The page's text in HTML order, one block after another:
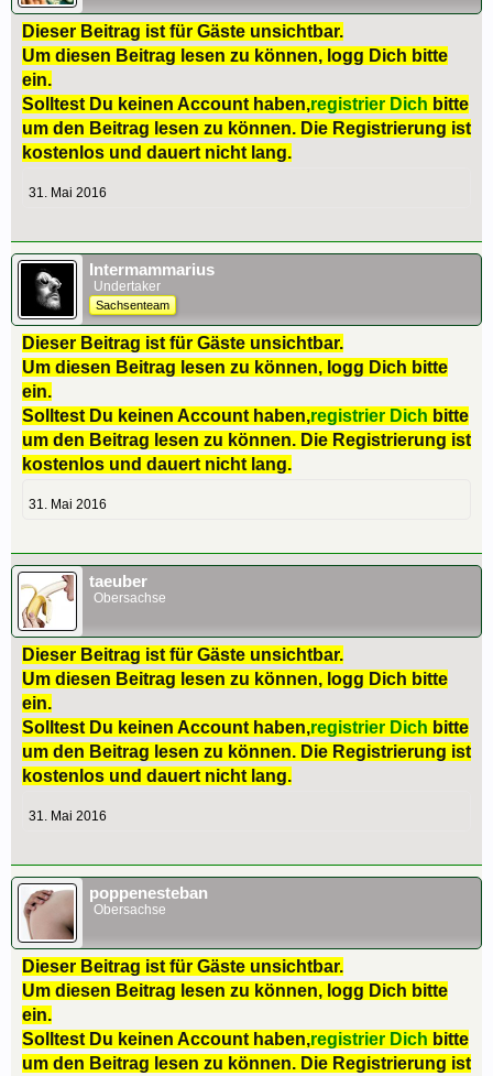
Dieser Beitrag ist für Gäste unsichtbar.
Um diesen Beitrag lesen zu können, logg Dich bitte
ein.
Solltest Du keinen Account haben,registrier Dich bitte
um den Beitrag lesen zu können. Die Registrierung ist
kostenlos und dauert nicht lang.
31. Mai 2016
Intermammarius
Undertaker
Sachsenteam
Dieser Beitrag ist für Gäste unsichtbar.
Um diesen Beitrag lesen zu können, logg Dich bitte
ein.
Solltest Du keinen Account haben,registrier Dich bitte
um den Beitrag lesen zu können. Die Registrierung ist
kostenlos und dauert nicht lang.
31. Mai 2016
taeuber
Obersachse
Dieser Beitrag ist für Gäste unsichtbar.
Um diesen Beitrag lesen zu können, logg Dich bitte
ein.
Solltest Du keinen Account haben,registrier Dich bitte
um den Beitrag lesen zu können. Die Registrierung ist
kostenlos und dauert nicht lang.
31. Mai 2016
poppenesteban
Obersachse
Dieser Beitrag ist für Gäste unsichtbar.
Um diesen Beitrag lesen zu können, logg Dich bitte
ein.
Solltest Du keinen Account haben,registrier Dich bitte
um den Beitrag lesen zu können. Die Registrierung ist